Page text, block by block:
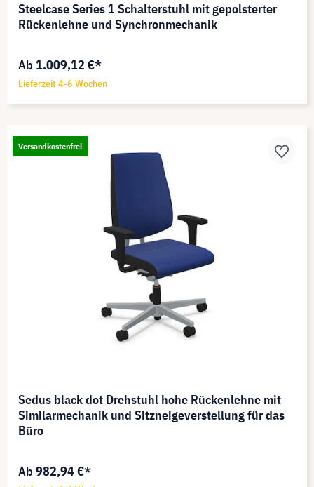
Steelcase Series 1 Schalterstuhl mit gepolsterter
Rückenlehne und Synchronmechanik
Ab 1.009,12 €*
Lieferzeit 4-6 Wochen
Versandkostenfrei
Sedus black dot Drehstuhl hohe Rückenlehne mit
Similarmechanik und Sitzneigeverstellung für das
Büro
Ab 982,94 €*